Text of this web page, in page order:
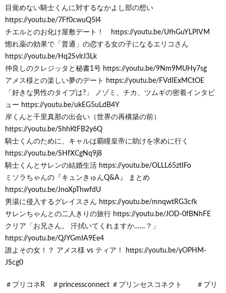
目覚めない騎士くんに対するなかよし部の想い
https://youtu.be/7Ff0cwuQ5l4
チエルとのお化け屋敷デート！ https://youtu.be/UfhGuYLPIVM
惚れ薬の効果で「普通」の恋する女の子になるエリコさん
https://youtu.be/Hq2SvlrJ3Lk
仲良しのクレジッタと秘書1号 https://youtu.be/9Nm9MUHy7sg
アメス様との楽しい夢のデート https://youtu.be/FVdIExMCtOE
「好きな男性のタイプは?」 ノゾミ、チカ、ツムギの密着インタビ
ュー https://youtu.be/ukEG5uLdB4Y
岸くんと千里真那の出会い（世界の再構築の前）
https://youtu.be/ShhKtFB2y6Q
騎士くんのために、キャルは覇瞳皇帝に助けを求めに行く
https://youtu.be/SHfXCgNq9j8
騎士くんとサレンの結婚生活 https://youtu.be/OLLL65ztIFo
ミソラちゃんの『キュンきゅんQ&A』 まとめ
https://youtu.be/JnoXpThwfdU
男湯に侵入するグレイスさん https://youtu.be/mnqwtRG3cfk
サレンちゃんとの二人きりの旅行 https://youtu.be/JOD-0fBNhFE
クリア「お兄さん。 汗拭いてくれますか……？」
https://youtu.be/QJYGmIA9Ee4
誰よその女！？ アメス様 vs ティア！ https://youtu.be/yOPHM-
JScg0
＃プリコネR ＃princessconnect ＃プリンセスコネクト ＃プリ